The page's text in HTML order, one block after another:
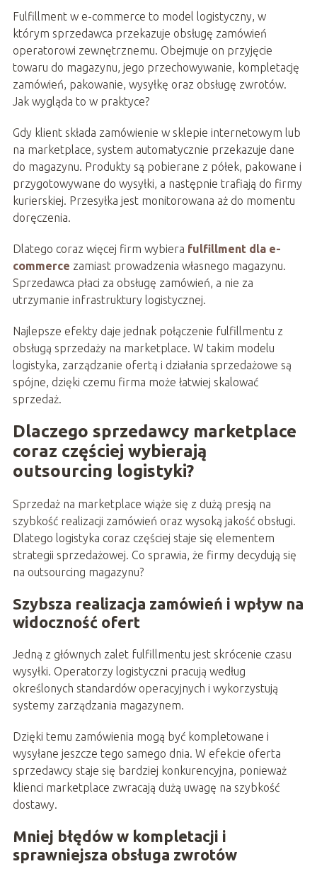
Fulfillment w e-commerce to model logistyczny, w
którym sprzedawca przekazuje obsługę zamówień
operatorowi zewnętrznemu. Obejmuje on przyjęcie
towaru do magazynu, jego przechowywanie, kompletację
zamówień, pakowanie, wysyłkę oraz obsługę zwrotów.
Jak wygląda to w praktyce?
Gdy klient składa zamówienie w sklepie internetowym lub
na marketplace, system automatycznie przekazuje dane
do magazynu. Produkty są pobierane z półek, pakowane i
przygotowywane do wysyłki, a następnie trafiają do firmy
kurierskiej. Przesyłka jest monitorowana aż do momentu
doręczenia.
Dlatego coraz więcej firm wybiera fulfillment dla e-
commerce zamiast prowadzenia własnego magazynu.
Sprzedawca płaci za obsługę zamówień, a nie za
utrzymanie infrastruktury logistycznej.
Najlepsze efekty daje jednak połączenie fulfillmentu z
obsługą sprzedaży na marketplace. W takim modelu
logistyka, zarządzanie ofertą i działania sprzedażowe są
spójne, dzięki czemu firma może łatwiej skalować
sprzedaż.
Dlaczego sprzedawcy marketplace
coraz częściej wybierają
outsourcing logistyki?
Sprzedaż na marketplace wiąże się z dużą presją na
szybkość realizacji zamówień oraz wysoką jakość obsługi.
Dlatego logistyka coraz częściej staje się elementem
strategii sprzedażowej. Co sprawia, że firmy decydują się
na outsourcing magazynu?
Szybsza realizacja zamówień i wpływ na
widoczność ofert
Jedną z głównych zalet fulfillmentu jest skrócenie czasu
wysyłki. Operatorzy logistyczni pracują według
określonych standardów operacyjnych i wykorzystują
systemy zarządzania magazynem.
Dzięki temu zamówienia mogą być kompletowane i
wysyłane jeszcze tego samego dnia. W efekcie oferta
sprzedawcy staje się bardziej konkurencyjna, ponieważ
klienci marketplace zwracają dużą uwagę na szybkość
dostawy.
Mniej błędów w kompletacji i
sprawniejsza obsługa zwrotów